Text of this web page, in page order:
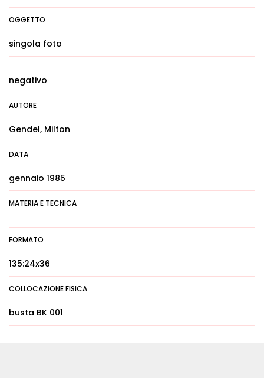
OGGETTO
singola foto
negativo
AUTORE
Gendel, Milton
DATA
gennaio 1985
MATERIA E TECNICA
FORMATO
135:24x36
COLLOCAZIONE FISICA
busta BK 001